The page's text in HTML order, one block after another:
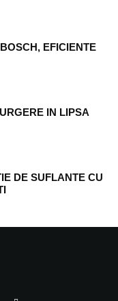
EFICIENTE
IN LIPSA
DE SUFLANTE CU